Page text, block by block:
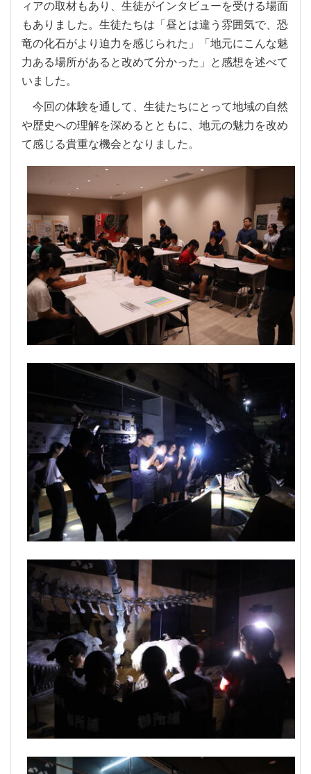
ィアの取材もあり、生徒がインタビューを受ける場面
もありました。生徒たちは「昼とは違う雰囲気で、恐
竜の化石がより迫力を感じられた」「地元にこんな魅
力ある場所があると改めて分かった」と感想を述べて
いました。
今回の体験を通して、生徒たちにとって地域の自然
や歴史への理解を深めるとともに、地元の魅力を改め
て感じる貴重な機会となりました。